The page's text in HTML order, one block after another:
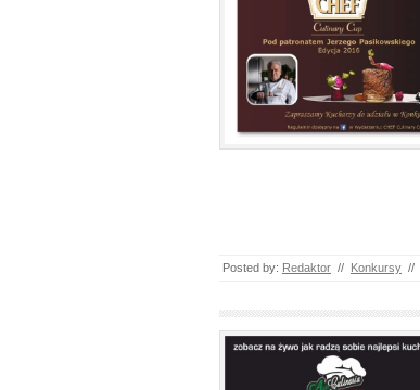
Posted by: Redaktor // Konkursy //